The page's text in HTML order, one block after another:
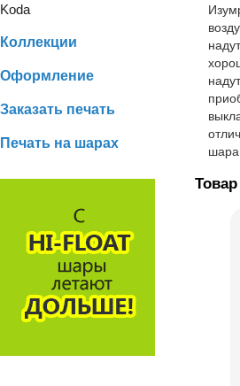
Koda
Коллекции
Оформление
Заказать печать
Печать на шарах